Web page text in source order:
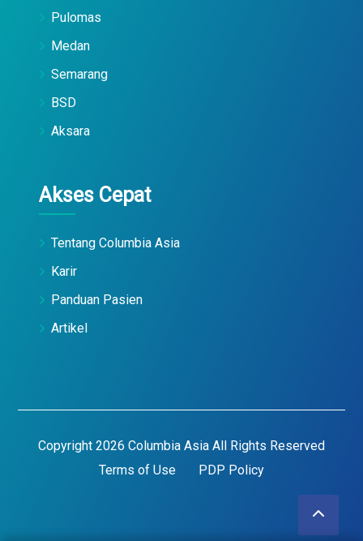
Pulomas
Medan
Semarang
BSD
Aksara
Akses Cepat
Tentang Columbia Asia
Karir
Panduan Pasien
Artikel
Copyright 2026 Columbia Asia All Rights Reserved
Terms of Use
PDP Policy